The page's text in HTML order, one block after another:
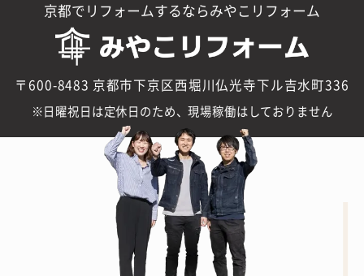
京都でリフォームするならみやこリフォーム
〒600-8483 京都市下京区西堀川仏光寺下ル吉水町336
日曜祝日は定休日のため、現場稼働はしておりません